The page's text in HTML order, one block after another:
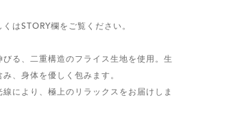
はSTORY欄をご覧ください。
る、二重構造のフライス生地を使用。生
、身体を優しく包みます。
により、極上のリラックスをお届けしま